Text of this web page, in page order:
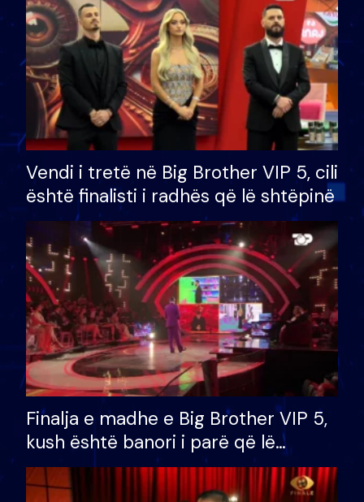
Vendi i tretë në Big Brother VIP 5, cili
është finalisti i radhës që lë shtëpinë
Finalja e madhe e Big Brother VIP 5,
kush është banori i parë që lë
shtëpinë dhe humb mundësinë për
të fituar çmimin e madh